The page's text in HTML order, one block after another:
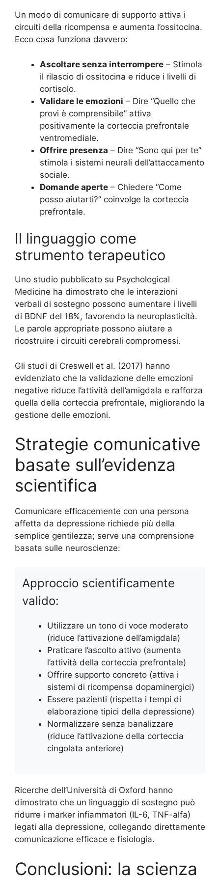
Un modo di comunicare di supporto attiva i
circuiti della ricompensa e aumenta l’ossitocina.
Ecco cosa funziona davvero:
Ascoltare senza interrompere – Stimola
il rilascio di ossitocina e riduce i livelli di
cortisolo.
Validare le emozioni – Dire “Quello che
provi è comprensibile” attiva
positivamente la corteccia prefrontale
ventromediale.
Offrire presenza – Dire “Sono qui per te”
stimola i sistemi neurali dell’attaccamento
sociale.
Domande aperte – Chiedere “Come
posso aiutarti?” coinvolge la corteccia
prefrontale.
Il linguaggio come
strumento terapeutico
Uno studio pubblicato su Psychological
Medicine ha dimostrato che le interazioni
verbali di sostegno possono aumentare i livelli
di BDNF del 18%, favorendo la neuroplasticità.
Le parole appropriate possono aiutare a
ricostruire i circuiti cerebrali compromessi.
Gli studi di Creswell et al. (2017) hanno
evidenziato che la validazione delle emozioni
negative riduce l’attività dell’amigdala e rafforza
quella della corteccia prefrontale, migliorando la
gestione delle emozioni.
Strategie comunicative
basate sull’evidenza
scientifica
Comunicare efficacemente con una persona
affetta da depressione richiede più della
semplice gentilezza; serve una comprensione
basata sulle neuroscienze:
Approccio scientificamente
valido:
Utilizzare un tono di voce moderato
(riduce l’attivazione dell’amigdala)
Praticare l’ascolto attivo (aumenta
l’attività della corteccia prefrontale)
Offrire supporto concreto (attiva i
sistemi di ricompensa dopaminergici)
Essere pazienti (rispetta i tempi di
elaborazione tipici della depressione)
Normalizzare senza banalizzare
(riduce l’attivazione della corteccia
cingolata anteriore)
Ricerche dell’Università di Oxford hanno
dimostrato che un linguaggio di sostegno può
ridurre i marker infiammatori (IL-6, TNF-alfa)
legati alla depressione, collegando direttamente
comunicazione efficace e fisiologia.
Conclusioni: la scienza